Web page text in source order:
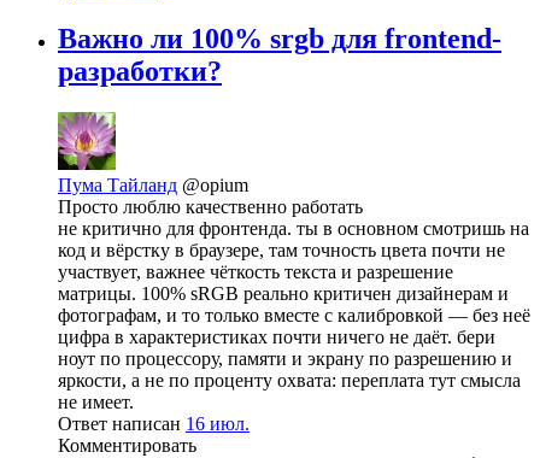
Важно ли 100% srgb для frontend-
разработки?
Пума Тайланд @opium
Просто люблю качественно работать
не критично для фронтенда. ты в основном смотришь на
код и вёрстку в браузере, там точность цвета почти не
участвует, важнее чёткость текста и разрешение
матрицы. 100% sRGB реально критичен дизайнерам и
фотографам, и то только вместе с калибровкой — без неё
цифра в характеристиках почти ничего не даёт. бери
ноут по процессору, памяти и экрану по разрешению и
яркости, а не по проценту охвата: переплата тут смысла
не имеет.
Ответ написан 16 июл.
Комментировать